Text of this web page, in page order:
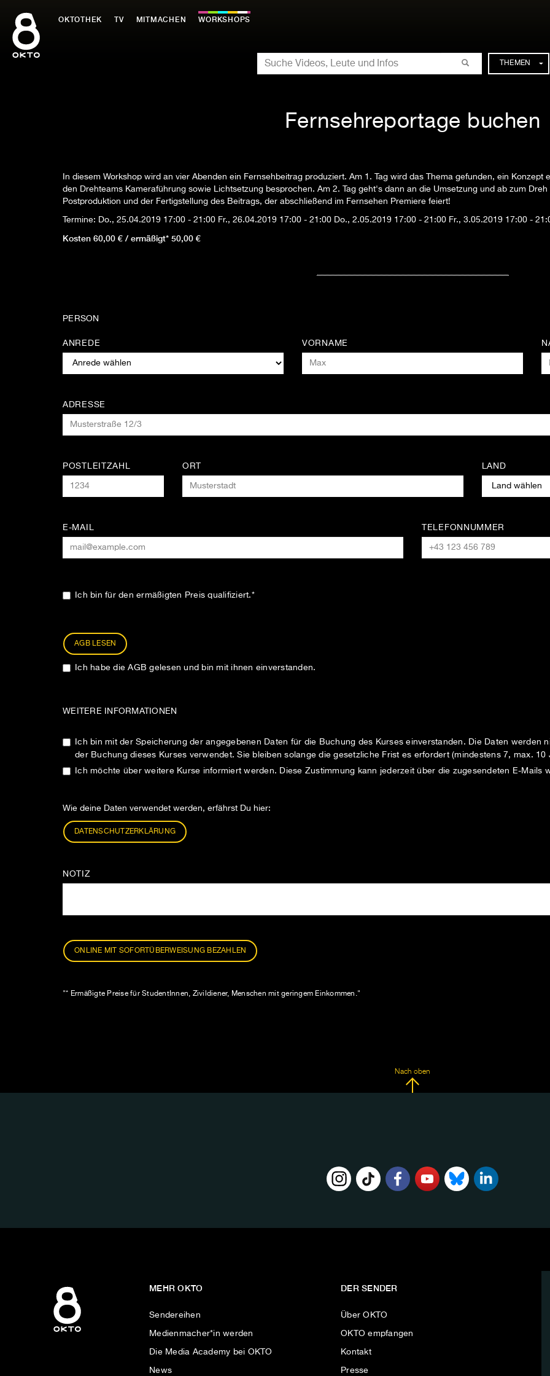
Inhalt
springen
OKTOTHEK TV MITMACHEN WORKSHOPS
SUCHE
THEMEN
Fernsehreportage buchen
In diesem Workshop wird an vier Abenden ein Fernsehbeitrag produziert. Am 1. Tag wird das Thema gefunden, ein
den Drehteams Kameraführung sowie Lichtsetzung besprochen. Am 2. Tag geht's dann an die Umsetzung und ab zum
Postproduktion und der Fertigstellung des Beitrags, der abschließend im Fernsehen Premiere feiert!
Termine: Do., 25.04.2019 17:00 - 21:00 Fr., 26.04.2019 17:00 - 21:00 Do., 2.05.2019 17:00 - 21:00 Fr., 3.05.2019 17:00 -
Kosten 60,00 € / ermäßigt* 50,00 €
PERSON
ANREDE VORNAME
ADRESSE
POSTLEITZAHL ORT LAND
E-MAIL TELEFONNUMMER
Ich bin für den ermäßigten Preis qualifiziert.*
AGB LESEN
Ich habe die AGB gelesen und bin mit ihnen einverstanden.
WEITERE INFORMATIONEN
Ich bin mit der Speicherung der angegebenen Daten für die Buchung des Kurses einverstanden. Die Daten werden
der Buchung dieses Kurses verwendet. Sie bleiben solange die gesetzliche Frist es erfordert (mindestens 7, max. 10
Ich möchte über weitere Kurse informiert werden. Diese Zustimmung kann jederzeit über die zugesendeten E-Mails
Wie deine Daten verwendet werden, erfährst Du hier:
DATENSCHUTZERKLÄRUNG
NOTIZ
ONLINE MIT SOFORTÜBERWEISUNG BEZAHLEN
"* Ermäßigte Preise für StudentInnen, Zivildiener, Menschen mit geringem Einkommen."
Nach oben
MEHR OKTO
Sendereihen
Medienmacher*in werden
Die Media Academy bei OKTO
News
DER SENDER
Über OKTO
OKTO empfangen
Kontakt
Presse